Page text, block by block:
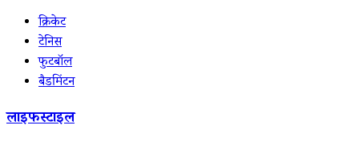
क्रिकेट
टेनिस
फुटबॉल
बैडमिंटन
लाइफस्टाइल